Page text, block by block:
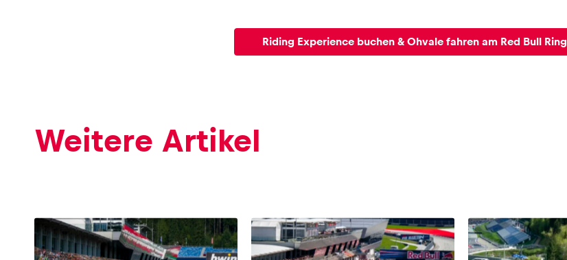
Riding Experience buchen & Ohvale fahren am Red Bull Ring
Weitere Artikel